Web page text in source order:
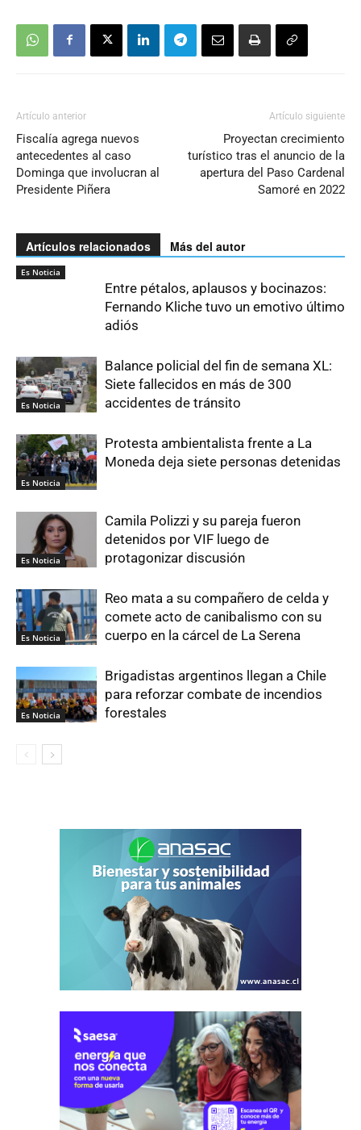
Artículo anterior
Fiscalía agrega nuevos
antecedentes al caso
Dominga que involucran al
Presidente Piñera
Artículo siguiente
Proyectan crecimiento
turístico tras el anuncio de la
apertura del Paso Cardenal
Samoré en 2022
Artículos relacionados Más del autor
Es Noticia
Entre pétalos, aplausos y bocinazos:
Fernando Kliche tuvo un emotivo último
adiós
Es Noticia
Balance policial del fin de semana XL:
Siete fallecidos en más de 300
accidentes de tránsito
Es Noticia
Protesta ambientalista frente a La
Moneda deja siete personas detenidas
Es Noticia
Camila Polizzi y su pareja fueron
detenidos por VIF luego de
protagonizar discusión
Es Noticia
Reo mata a su compañero de celda y
comete acto de canibalismo con su
cuerpo en la cárcel de La Serena
Es Noticia
Brigadistas argentinos llegan a Chile
para reforzar combate de incendios
forestales